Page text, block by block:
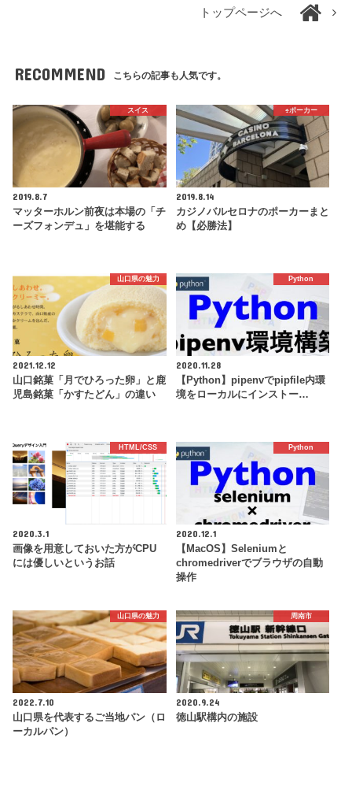
トップページへ
RECOMMEND こちらの記事も人気です。
スイス
2019.8.7
マッターホルン前夜は本場の「チ
ーズフォンデュ」を堪能する
♠️ポーカー
2019.8.14
カジノバルセロナのポーカーまと
め【必勝法】
山口県の魅力
2021.12.12
山口銘菓「月でひろった卵」と鹿
児島銘菓「かすたどん」の違い
Python
2020.11.28
【Python】pipenvでpipfile内環
境をローカルにインストー…
HTML/CSS
2020.3.1
画像を用意しておいた方がCPU
には優しいというお話
Python
2020.12.1
【MacOS】Seleniumと
chromedriverでブラウザの自動
操作
山口県の魅力
2022.7.10
山口県を代表するご当地パン（ロ
ーカルパン）
周南市
2020.9.24
徳山駅構内の施設